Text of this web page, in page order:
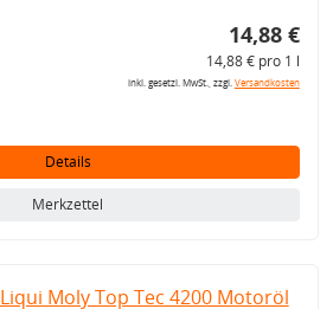
14,88 €
14,88 € pro 1 l
inkl. gesetzl. MwSt., zzgl.Versandkosten
Details
Merkzettel
Liqui Moly Top Tec 4200 Motoröl